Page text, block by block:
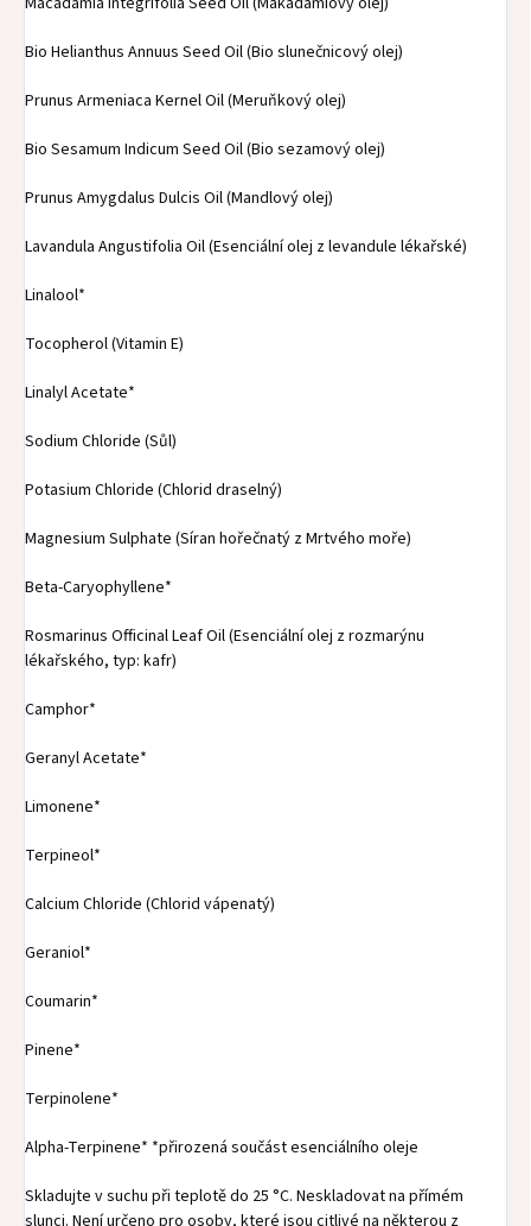
Bio Helianthus Annuus Seed Oil (Bio slunečnicový olej)
Prunus Armeniaca Kernel Oil (Meruňkový olej)
Bio Sesamum Indicum Seed Oil (Bio sezamový olej)
Prunus Amygdalus Dulcis Oil (Mandlový olej)
Lavandula Angustifolia Oil (Esenciální olej z levandule lékařské)
Linalool*
Tocopherol (Vitamin E)
Linalyl Acetate*
Sodium Chloride (Sůl)
Potasium Chloride (Chlorid draselný)
Magnesium Sulphate (Síran hořečnatý z Mrtvého moře)
Beta-Caryophyllene*
Rosmarinus Officinal Leaf Oil (Esenciální olej z rozmarýnu
lékařského, typ: kafr)
Camphor*
Geranyl Acetate*
Limonene*
Terpineol*
Calcium Chloride (Chlorid vápenatý)
Geraniol*
Coumarin*
Pinene*
Terpinolene*
Alpha-Terpinene* *přirozená součást esenciálního oleje
Skladujte v suchu při teplotě do 25 °C. Neskladovat na přímém